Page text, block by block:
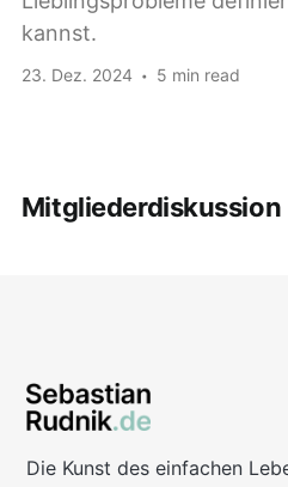
kannst.
23. Dez. 2024 5 min read
Mitgliederdiskussion
Die Kunst des einfachen